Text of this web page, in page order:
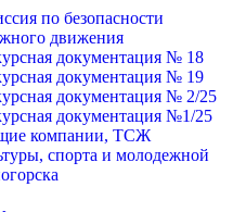
по безопасности
движения
документация № 18
документация № 19
документация № 2/25
документация №1/25
компании, ТСЖ
спорта и молодежной